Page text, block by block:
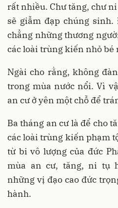
rất nhiều. Chư tăng, chư
sẽ giẫm đạp chúng
chẳng những thương
các loài trùng kiến nhỏ bé
Ngài cho rằng, không
trong mùa nước nổi. Vì
an cư ở yên một chỗ để
Ba tháng an cư là để cho
các loài trùng kiến phạm
từ bi vô lượng của đức
mùa an cư, tăng, ni tụ
những vị đạo cao đức
hành.